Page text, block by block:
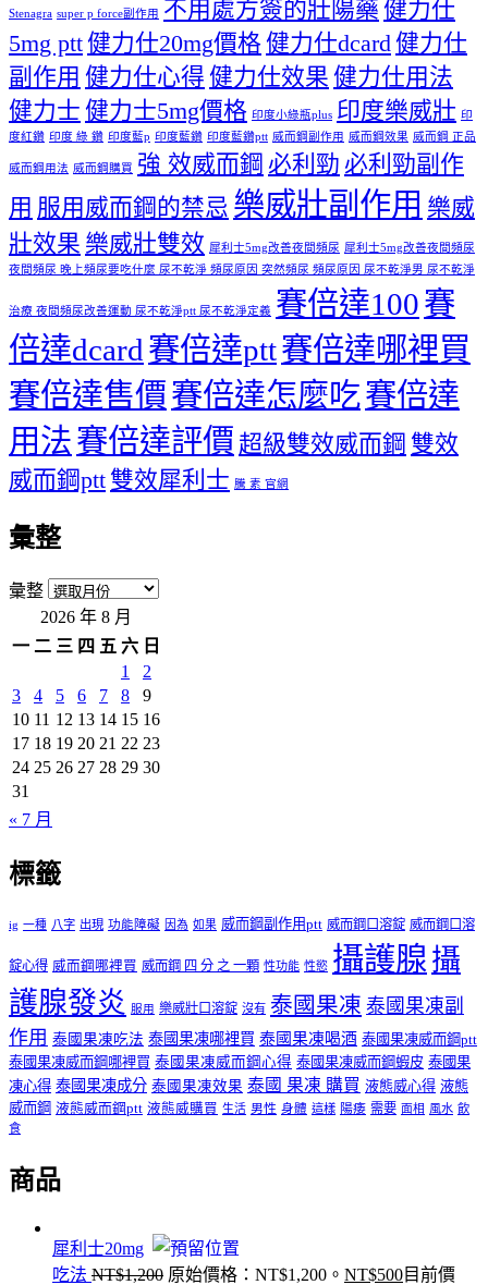
Stenagra super p force副作用 不用處方簽的壯陽藥 健力仕
5mg ptt健力仕20mg價格健力仕dcard健力仕
副作用 健力仕心得 健力仕效果 健力仕用法
健力士 健力士5mg價格 印度小綠瓶plus 印度樂威壯 印
度紅鑽 印度 綠 鑽 印度藍p 印度藍鑽 印度藍鑽ptt 威而鋼副作用 威而鋼效果 威而鋼 正品
威而鋼用法 威而鋼購買 強 效威而鋼 必利勁 必利勁副作
用 服用威而鋼的禁忌 樂威壯副作用 樂威
壯效果 樂威壯雙效 犀利士5mg改善夜間頻尿 犀利士5mg改善夜間頻尿
夜間頻尿 晚上頻尿要吃什麼 尿不乾淨 頻尿原因 突然頻尿 頻尿原因 尿不乾淨男 尿不乾淨
治療 夜間頻尿改善運動 尿不乾淨ptt 尿不乾淨定義 賽倍達100賽
倍達dcard 賽倍達ptt賽倍達哪裡買
賽倍達售價 賽倍達怎麼吃賽倍達
用法賽倍達評價 超級雙效威而鋼 雙效
威而鋼ptt 雙效犀利士 騰 素 官網
彙整
彙整
2026 年 8 月
一 二 三 四 五 六 日
1
2
3
4 5 6 7 8
9
10 11 12 13 14 15 16
17 18 19 20 21 22 23
24 25 26 27 28 29 30
31
« 7 月
標籤
ig 一種 八字 出現 功能障礙 因為 如果 威而鋼副作用ptt 威而鋼口溶錠 威而鋼口溶
錠心得 威而鋼哪裡買 威而鋼 四 分 之 一顆 性功能 性慾 攝護腺 攝
護腺發炎
服用 樂威壯口溶錠 沒有 泰國果凍 泰國果凍副
作用 泰國果凍吃法 泰國果凍哪裡買 泰國果凍喝酒 泰國果凍威而鋼ptt
泰國果凍威而鋼哪裡買 泰國果凍威而鋼心得 泰國果凍威而鋼蝦皮 泰國果
凍心得 泰國果凍成分 泰國果凍效果 泰國 果凍 購買 液態威心得 液態
威而鋼 液態威而鋼ptt 液態威購買 生活 男性 身體 這樣 陽痿 需要 面相 風水 飲
食
商品
犀利士20mg
吃法 NT$1,200 原始價格：NT$1,200。 NT$500目前價